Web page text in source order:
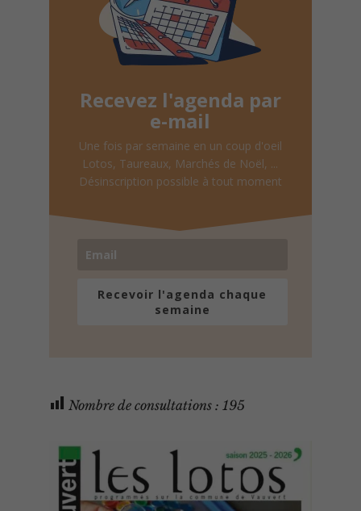
Recevez l'agenda par
e-mail
Une fois par semaine en un coup d'oeil
Lotos, Taureaux, Marchés de Noël, ...
Désinscription possible à tout moment
Recevoir l'agenda chaque
semaine
Nombre de consultations : 195